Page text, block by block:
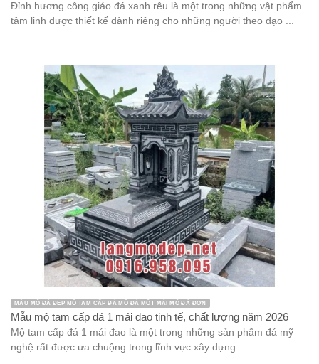
Đỉnh hương công giáo đá xanh rêu là một trong những vật phẩm
tâm linh được thiết kế dành riêng cho những người theo đạo ...
MẪU MỘ ĐÁ ĐẸP MỘ TAM CẤP ĐÁ MỘ ĐÁ MỘT MÁI MỘ ĐÁ ĐƠN
Mẫu mộ tam cấp đá 1 mái đao tinh tế, chất lượng năm 2026
Mộ tam cấp đá 1 mái đao là một trong những sản phẩm đá mỹ
nghệ rất được ưa chuộng trong lĩnh vực xây dựng ...